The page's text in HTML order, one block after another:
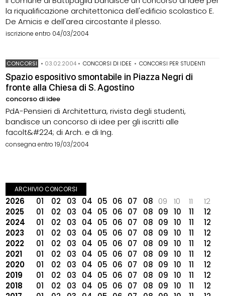
la riqualificazione architettonica dell'edificio scolastico E.
De Amicis e dell'area circostante il plesso.
iscrizione entro 04/03/2004
CONCORSI • 03.02.2004 • CONCORSI DI IDEE • CONCORSI PER STUDENTI
Spazio espositivo smontabile in Piazza Negri di
fronte alla Chiesa di S. Agostino
concorso di idee
PdA-Pensieri di Architettura, rivista degli studenti,
bandisce un concorso di idee per gli iscritti alle
facolt&#224; di Arch. e di Ing.
consegna entro 19/03/2004
ARCHIVIO CONCORSI
2026 01 02 03 04 05 06 07 08 09 10 11
12
2025
01 02 03 04 05 06 07 08 09 10 11
12
2024
01 02 03 04 05 06 07 08 09 10 11
12
2023
01 02 03 04 05 06 07 08 09 10 11
12
2022
01 02 03 04 05 06 07 08 09 10 11
12
2021
01 02 03 04 05 06 07 08 09 10 11
12
2020
01 02 03 04 05 06 07 08 09 10 11
12
2019
01 02 03 04 05 06 07 08 09 10 11
12
2018
01 02 03 04 05 06 07 08 09 10 11
12